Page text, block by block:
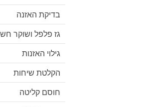
בדיקת האזנה
גז פלפל ושוקר
גילוי האזנות
הקלטת שיחות
חוסם קליטה